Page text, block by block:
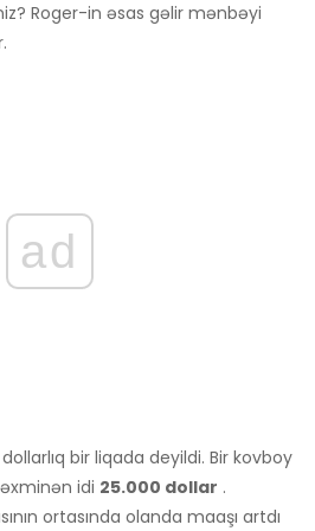
Roger-in əsas gəlir mənbəyi
ad
bir liqada deyildi. Bir kovboy
idi 25.000 dollar .
ortasında olanda maaşı artdı